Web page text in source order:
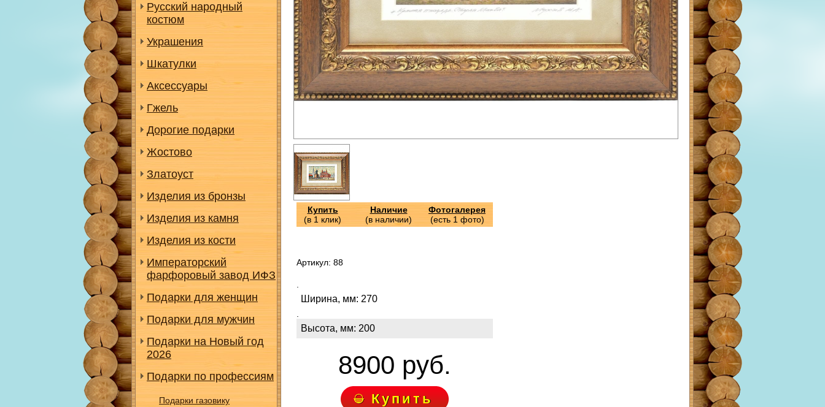
Русский народный
костюм
Украшения
Шкатулки
Аксессуары
Гжель
Дорогие подарки
Жостово
Златоуст
Изделия из бронзы
Изделия из камня
Изделия из кости
Императорский
фарфоровый завод ИФЗ
Подарки для женщин
Подарки для мужчин
Подарки на Новый год
2026
Подарки по профессиям
Подарки газовику
Купить
(в 1 клик)
Наличие
(в наличии)
Фотогалерея
(есть 1 фото)
Артикул: 88
Ширина, мм: 270
Высота, мм: 200
8900 руб.
Купить